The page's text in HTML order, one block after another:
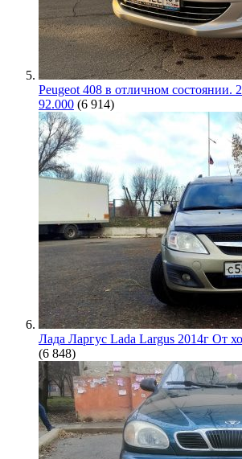
Peugeot 408 в отличном состоянии.
92.000 (6 914)
Лада Ларгус Lada Largus 2014г От
(6 848)